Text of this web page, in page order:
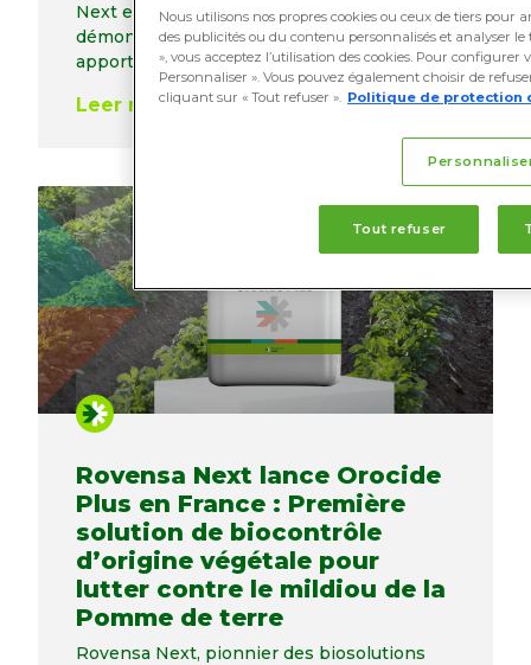
Next est un appel mondial à l’action visant à
démontrer comment les biosolutions
apportent des gains
Leer más
Rovensa Next lance Orocide
Plus en France : Première
solution de biocontrôle
d’origine végétale pour
lutter contre le mildiou de la
Pomme de terre
Rovensa Next, pionnier des biosolutions
Nous utilisons nos propres cookies ou ceux de tiers pour
des publicités ou du contenu personnalisés et analyser
», vous acceptez l’utilisation des cookies. Pour configurer
Personnaliser ». Vous pouvez également choisir de
cliquant sur « Tout refuser ». Politique de protection
Tout refuser